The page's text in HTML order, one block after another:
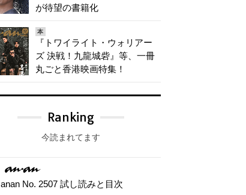
が待望の書籍化
本
『トワイライト・ウォリアー
ズ 決戦！九龍城砦』等、一冊
丸ごと香港映画特集！
Ranking
今読まれてます
anan No. 2507 試し読みと目次